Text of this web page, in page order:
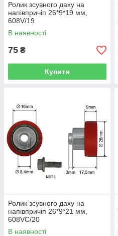
Ролик зсувного даху на
напівпричіп 26*9*19 мм,
608V/19
В наявності
75 ₴
Купити
Ролик зсувного даху на
напівпричіп 26*9*21 мм,
608VC/20
В наявності